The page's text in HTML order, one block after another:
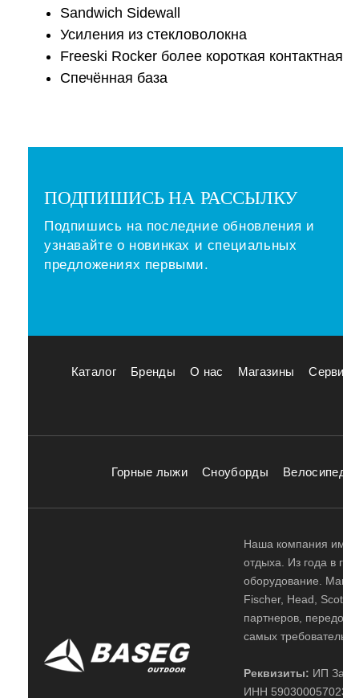
Sandwich Sidewall
Усиления из стекловолокна
Freeski Rocker более короткая
Спечённая база
ПОДПИШИСЬ НА РАССЫЛКУ
Подпишись на последние обновления и
узнавайте о новинках и специальных
предложениях первыми.
Каталог Бренды О нас Магазины
Горные лыжи Сноуборды
Наша компания
отдыха. Из года в
оборудование.
Fischer, Head,
партнеров,
самых
Реквизиты: ИП
ИНН